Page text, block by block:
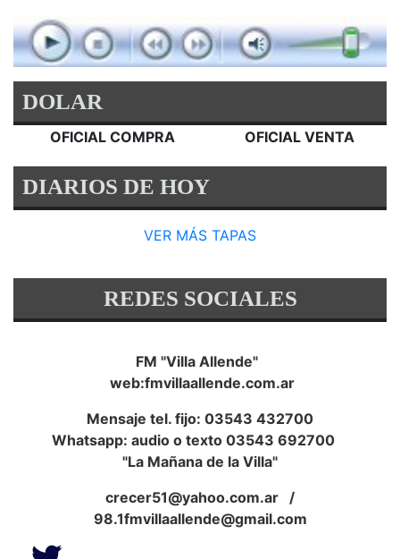
DOLAR
OFICIAL COMPRA OFICIAL VENTA
DIARIOS DE HOY
VER MÁS TAPAS
REDES SOCIALES
FM "Villa Allende"
web:fmvillaallende.com.ar
Mensaje tel. fijo: 03543 432700
Whatsapp: audio o texto 03543 692700
"La Mañana de la Villa"
crecer51@yahoo.com.ar /
98.1fmvillaallende@gmail.com